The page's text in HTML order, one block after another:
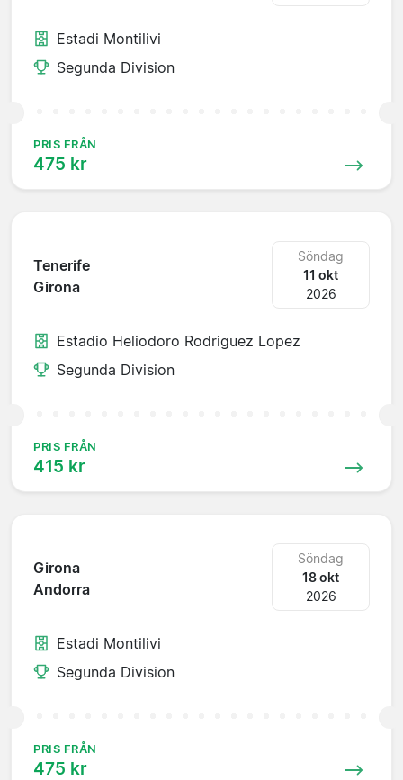
Estadi Montilivi
Segunda Division
PRIS FRÅN
475 kr
Tenerife
Girona
Söndag
11 okt
2026
Estadio Heliodoro Rodriguez Lopez
Segunda Division
PRIS FRÅN
415 kr
Girona
Andorra
Söndag
18 okt
2026
Estadi Montilivi
Segunda Division
PRIS FRÅN
475 kr